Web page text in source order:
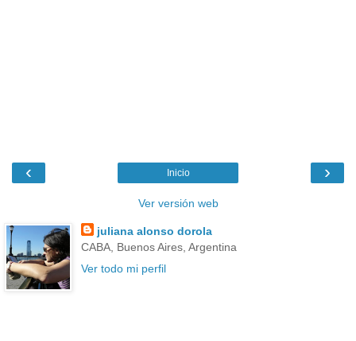
‹ ›
Inicio
Ver versión web
juliana alonso dorola
CABA, Buenos Aires, Argentina
Ver todo mi perfil